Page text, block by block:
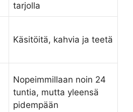
tarjolla
Käsitöitä, kahvia ja teetä
Nopeimmillaan noin 24
tuntia, mutta yleensä
pidempään